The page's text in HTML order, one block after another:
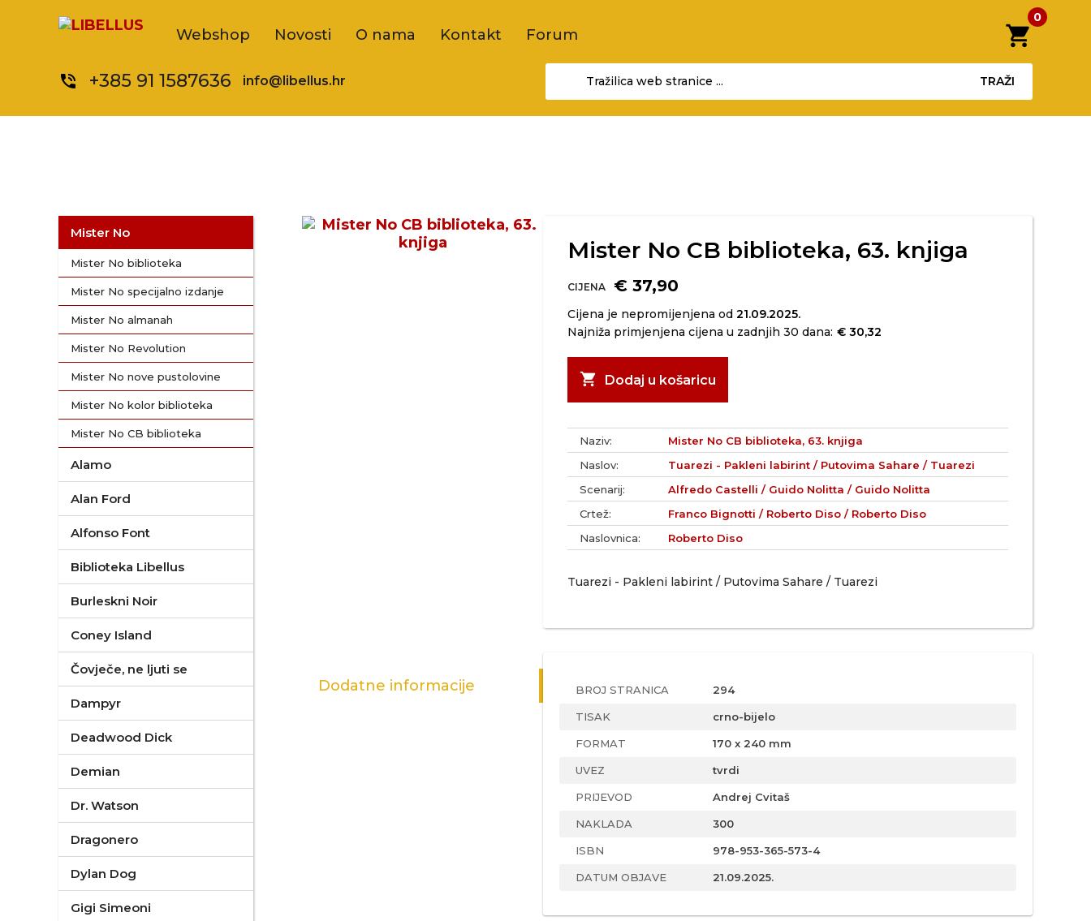
Webshop Novosti O nama Kontakt Forum shopping_cart
0
phone_in_talk +385 91 1587636 info@libellus.hr TRAŽI
Mister No
Mister No biblioteka
Mister No specijalno izdanje
Mister No almanah
Mister No Revolution
Mister No nove pustolovine
Mister No kolor biblioteka
Mister No CB biblioteka
Alamo
Alan Ford
Alfonso Font
Biblioteka Libellus
Burleskni Noir
Coney Island
Čovječe, ne ljuti se
Dampyr
Deadwood Dick
Demian
Dr. Watson
Dragonero
Dylan Dog
Gigi Simeoni
Mister No CB biblioteka, 63. knjiga
CIJENA € 37,90
Cijena je nepromijenjena od 21.09.2025.
Najniža primjenjena cijena u zadnjih 30 dana: € 30,32
shopping_cart Dodaj u košaricu
Naziv:
Mister No CB biblioteka, 63. knjiga
Naslov:
Tuarezi - Pakleni labirint / Putovima Sahare / Tuarezi
Scenarij:
Alfredo Castelli / Guido Nolitta / Guido Nolitta
Crtež:
Franco Bignotti / Roberto Diso / Roberto Diso
Naslovnica:
Roberto Diso
Tuarezi - Pakleni labirint / Putovima Sahare / Tuarezi
Dodatne informacije BROJ STRANICA 294
TISAK crno-bijelo
FORMAT 170 x 240 mm
UVEZ tvrdi
PRIJEVOD Andrej Cvitaš
NAKLADA 300
ISBN 978-953-365-573-4
DATUM OBJAVE 21.09.2025.